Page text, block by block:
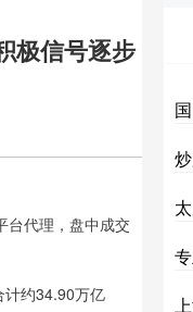
极信号逐步
代理，盘中成交
约34.90万亿